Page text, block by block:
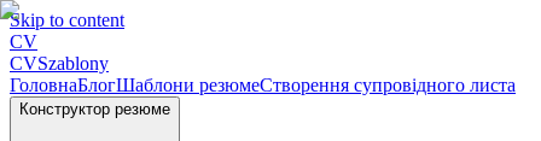
Skip to content
CV
CVSzablony
ГоловнаБлогШаблони резюмеСтворення супровідного листа
Конструктор резюме